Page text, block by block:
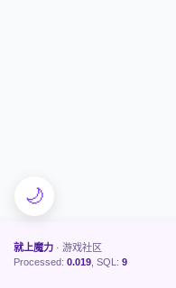
就上魔力 · 游戏社区
Processed: 0.019 , SQL: 9
🌙